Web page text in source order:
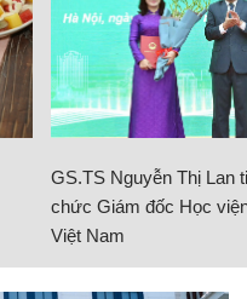
GS.TS Nguyễn Thị Lan
chức Giám đốc Học
Việt Nam